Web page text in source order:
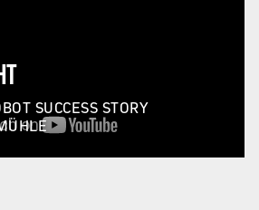
SUCCESS STORY